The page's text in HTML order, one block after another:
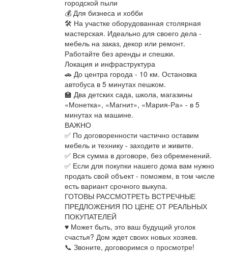
городской пыли
💰 Для бизнеса и хобби
🛠 На участке оборудованная столярная
мастерская. Идеально для своего дела -
мебель на заказ, декор или ремонт.
Работайте без аренды и спешки.
Локация и инфраструктура
🚗 До центра города - 10 км. Остановка
автобуса в 5 минутах пешком.
🏫 Два детских сада, школа, магазины
«Монетка», «Магнит», «Мария-Ра» - в 5
минутах на машине.
ВАЖНО
✅ По договоренности частично оставим
мебель и технику - заходите и живите.
✅ Вся сумма в договоре, без обременений.
✅ Если для покупки нашего дома вам нужно
продать свой объект - поможем, в том числе
есть вариант срочного выкупа.
ГОТОВЫ РАССМОТРЕТЬ ВСТРЕЧНЫЕ
ПРЕДЛОЖЕНИЯ ПО ЦЕНЕ ОТ РЕАЛЬНЫХ
ПОКУПАТЕЛЕЙ
♥️ Может быть, это ваш будущий уголок
счастья? Дом ждет своих новых хозяев.
📞 Звоните, договоримся о просмотре!